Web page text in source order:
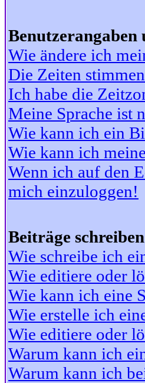
Benutzerangaben
Wie ändere ich
Die Zeiten
Ich habe die
Meine Sprache ist
Wie kann ich ein
Wie kann ich
Wenn ich auf den
mich einzuloggen!
Beiträge schreiben
Wie schreibe ich
Wie editiere oder
Wie kann ich eine
Wie erstelle ich
Wie editiere oder
Warum kann ich
Warum kann ich